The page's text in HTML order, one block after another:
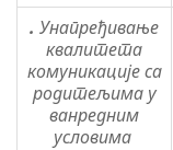
. Унапређивање
квалитета
комуникације са
родитељима у
ванредним
условима